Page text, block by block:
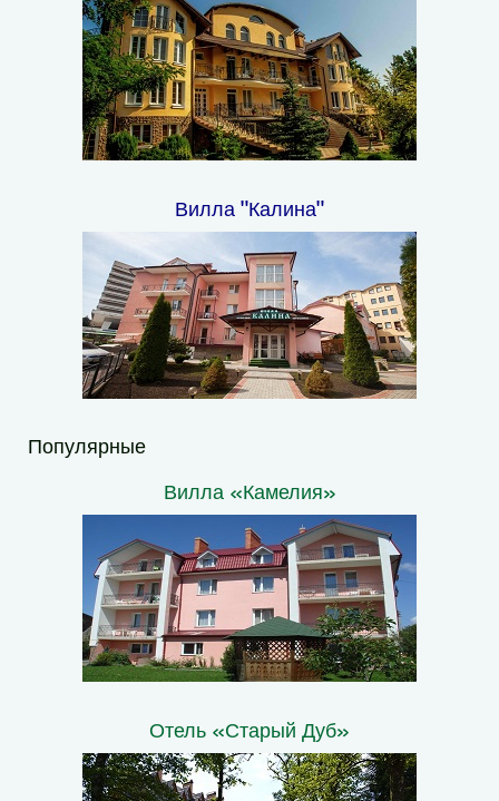
Вилла "Калина"
Популярные
Вилла «Камелия»
Отель «Старый Дуб»